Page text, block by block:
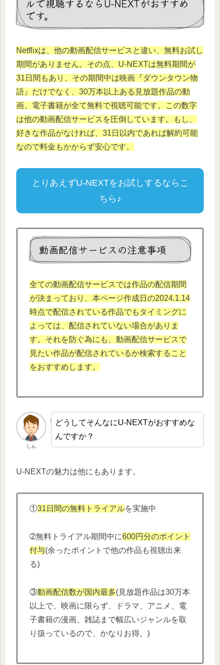
ルで視聴するならU-NEXTがおすすめ
です。
Netflixは、他の動画配信サービスと違い、無料お試し
期間がありません。その点、U-NEXTは無料期間が
31日間もあり、その期間中は映画『ダウンタウン物
語』だけでなく、30万本以上ある見放題作品の動
画、電子書籍が全て無料で視聴可能です。この数字
は他の動画配信サービスを圧倒しています。もし、
好きな作品がなければ、31日以内であれば解約可能
なので料金もかからず安心です。
とりあえずU-NEXTをお試しするならこ
ちら♪
動画配信サービスの注意事項
全ての動画配信サービスでは作品の配信期間
が決まっており、本ページ作成日の2024.1.14
時点で配信されている作品でもタイミングに
よっては、配信されていない場合がありま
す。それを防ぐ為にも、動画配信サービスで
見たい作品が配信されているか検索すること
をおすすめします。
しん
どうしてそんなにU-NEXTがおすすめな
んですか？
U-NEXTの魅力は他にもあります。
①31日間の無料トライアルを実施中
➁無料トライアル期間中に600円分のポイント
付与(余ったポイントで他の作品も視聴出来
る)
③動画配信数が国内最多(見放題作品は30万本
以上で、映画に限らず、ドラマ、アニメ、電
子書籍の漫画、雑誌まで幅広いジャンルを取
り扱っているので、かなりお得。)